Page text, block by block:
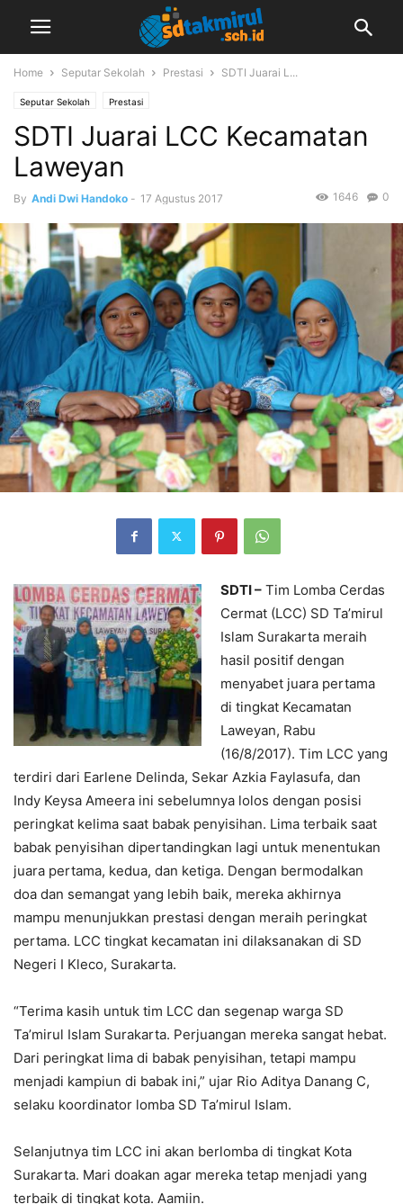
Home Seputar Sekolah Prestasi SDTI Juarai L...
Seputar Sekolah Prestasi
SDTI Juarai LCC Kecamatan
Laweyan
By Andi Dwi Handoko - 17 Agustus 2017 0
1646
SDTI – Tim Lomba Cerdas
Cermat (LCC) SD Ta’mirul
Islam Surakarta meraih
hasil positif dengan
menyabet juara pertama
di tingkat Kecamatan
Laweyan, Rabu
(16/8/2017). Tim LCC yang
terdiri dari Earlene Delinda, Sekar Azkia Faylasufa, dan
Indy Keysa Ameera ini sebelumnya lolos dengan posisi
peringkat kelima saat babak penyisihan. Lima terbaik saat
babak penyisihan dipertandingkan lagi untuk menentukan
juara pertama, kedua, dan ketiga. Dengan bermodalkan
doa dan semangat yang lebih baik, mereka akhirnya
mampu menunjukkan prestasi dengan meraih peringkat
pertama. LCC tingkat kecamatan ini dilaksanakan di SD
Negeri I Kleco, Surakarta.
“Terima kasih untuk tim LCC dan segenap warga SD
Ta’mirul Islam Surakarta. Perjuangan mereka sangat hebat.
Dari peringkat lima di babak penyisihan, tetapi mampu
menjadi kampiun di babak ini,” ujar Rio Aditya Danang C,
selaku koordinator lomba SD Ta’mirul Islam.
Selanjutnya tim LCC ini akan berlomba di tingkat Kota
Surakarta. Mari doakan agar mereka tetap menjadi yang
terbaik di tingkat kota. Aamiin.